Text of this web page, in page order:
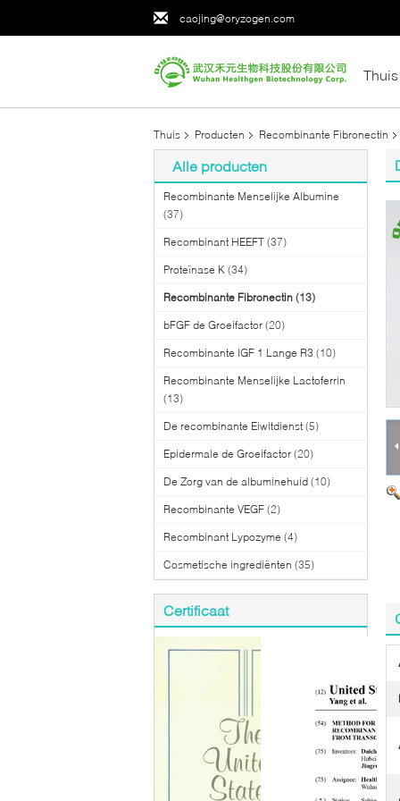
caojing@oryzogen.com
Thuis
Thuis Producten Recombinante Fibronectin
Alle producten
Recombinante Menselijke Albumine
(37)
Recombinant HEEFT (37)
Proteïnase K (34)
Recombinante Fibronectin (13)
bFGF de Groeifactor (20)
Recombinante IGF 1 Lange R3 (10)
Recombinante Menselijke Lactoferrin
(13)
De recombinante Eiwitdienst (5)
Epidermale de Groeifactor (20)
De Zorg van de albuminehuid (10)
Recombinante VEGF (2)
Recombinant Lypozyme (4)
Cosmetische ingrediënten (35)
Certificaat